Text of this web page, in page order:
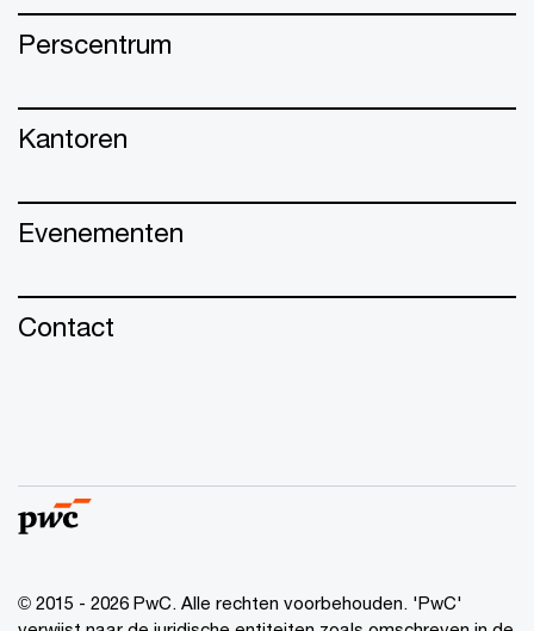
Perscentrum
Kantoren
Evenementen
Contact
© 2015 - 2026 PwC. Alle rechten voorbehouden. 'PwC'